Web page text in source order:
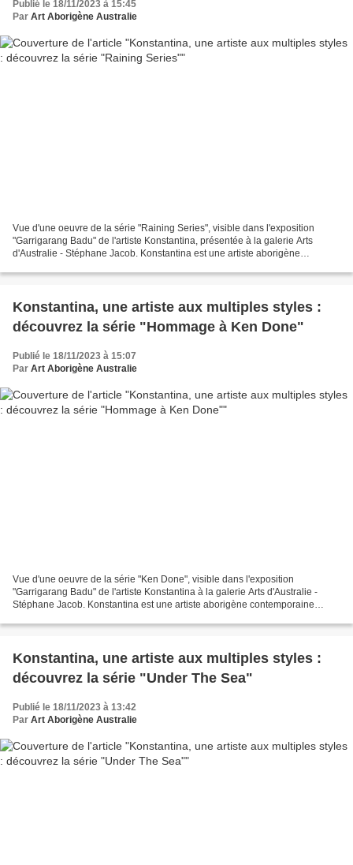
Publié le 18/11/2023 à 15:45
Par Art Aborigène Australie
Vue d'une oeuvre de la série "Raining Series", visible dans l'exposition
"Garrigarang Badu" de l'artiste Konstantina, présentée à la galerie Arts
d'Australie - Stéphane Jacob. Konstantina est une artiste aborigène
Konstantina, une artiste aux multiples styles :
découvrez la série "Hommage à Ken Done"
Publié le 18/11/2023 à 15:07
Par Art Aborigène Australie
Vue d'une oeuvre de la série "Ken Done", visible dans l'exposition
"Garrigarang Badu" de l'artiste Konstantina à la galerie Arts d'Australie -
Stéphane Jacob. Konstantina est une artiste aborigène contemporaine
Konstantina, une artiste aux multiples styles :
découvrez la série "Under The Sea"
Publié le 18/11/2023 à 13:42
Par Art Aborigène Australie